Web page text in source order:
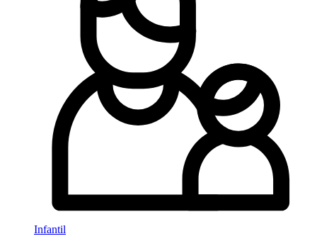
Infantil